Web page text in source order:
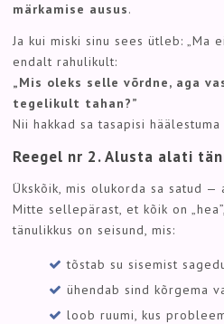
märkamise ausus.
Ja kui miski sinu sees ütleb: „Ma
endalt rahulikult:
„Mis oleks selle võrdne, aga
tegelikult tahan?”
Nii hakkad sa tasapisi
Reegel nr 2. Alusta alati
Ükskõik, mis olukorda sa satud —
Mitte sellepärast, et kõik on
tänulikkus on seisund, mis:
tõstab su sisemist
ühendab sind kõrgema
loob ruumi, kus